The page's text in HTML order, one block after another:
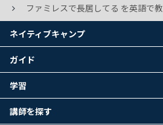
ファミレスで長居してる を英語で
ネイティブキャンプ
ガイド
学習
講師を探す